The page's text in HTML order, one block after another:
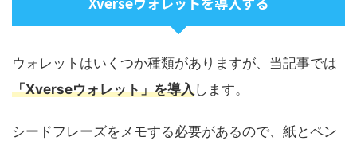
ウォレットはいくつか種類がありますが、当記事では
「Xverseウォレット」を導入します。
シードフレーズをメモする必要があるので、紙とペン